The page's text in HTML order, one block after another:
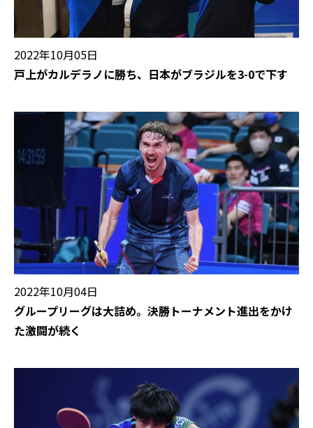
2022年10月05日
戸上がカルデラノに勝ち、日本がブラジルを3-0で下す
2022年10月04日
グループリーグは大詰め。決勝トーナメント進出をかけ
た激闘が続く